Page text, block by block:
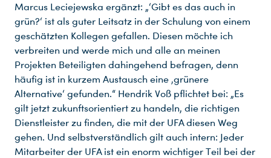
Marcus Leciejewska ergänzt: „‘Gibt es das auch in
grün?‘ ist als guter Leitsatz in der Schulung von einem
geschätzten Kollegen gefallen. Diesen möchte ich
verbreiten und werde mich und alle an meinen
Projekten Beteiligten dahingehend befragen, denn
häufig ist in kurzem Austausch eine ‚grünere
Alternative‘ gefunden.“ Hendrik Voß pflichtet bei: „Es
gilt jetzt zukunftsorientiert zu handeln, die richtigen
Dienstleister zu finden, die mit der UFA diesen Weg
gehen. Und selbstverständlich gilt auch intern: Jeder
Mitarbeiter der UFA ist ein enorm wichtiger Teil bei der